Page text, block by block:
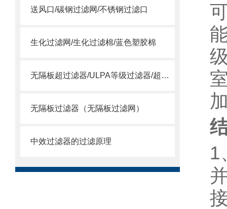
送风口/碳钢过滤网/不锈钢过滤口
生化过滤网/生化过滤棉/蓝色塑胶棉
无隔板超过滤器/ULPA等级过滤器/超空气过滤器
无隔板过滤器（无隔板过滤网）
中效过滤器的过滤原理
1